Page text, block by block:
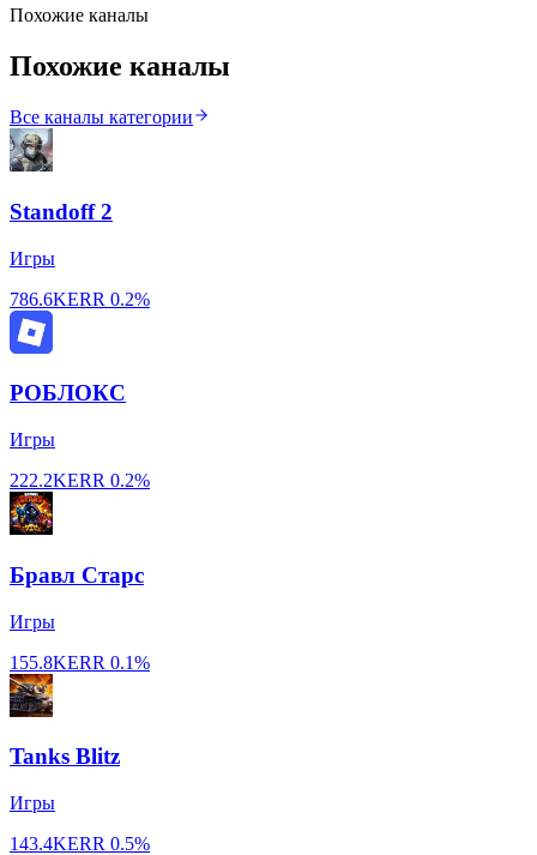
Похожие каналы
Похожие каналы
Все каналы категории
Standoff 2
Игры
786.6KERR 0.2%
РОБЛОКС
Игры
222.2KERR 0.2%
Бравл Старс
Игры
155.8KERR 0.1%
Tanks Blitz
Игры
143.4KERR 0.5%